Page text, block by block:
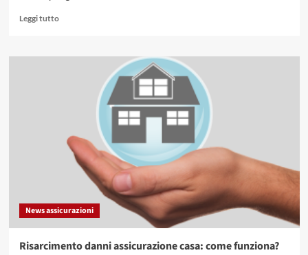
Leggi tuttoLeggi
su
inondazioni:
cosa
devi
sapere!
News assicurazioni
Risarcimento danni assicurazione casa: come funziona?